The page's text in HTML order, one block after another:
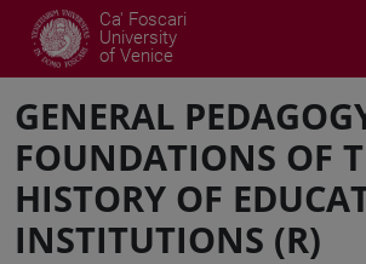
Ca' Foscari
University
of Venice
GENERAL
FOUNDATIONS OF
HISTORY OF
INSTITUTIONS (R)